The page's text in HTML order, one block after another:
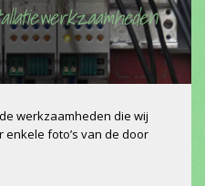
werkzaamheden die wij
foto’s van de door